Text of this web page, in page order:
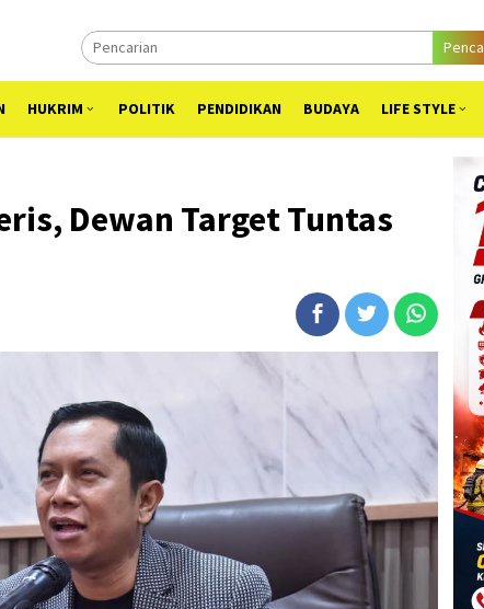
HUKRIM POLITIK PENDIDIKAN BUDAYA LIFE STYLE
Dewan Target Tuntas